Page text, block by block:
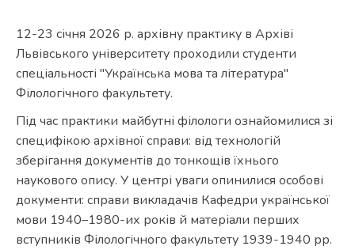
12-23 січня 2026 р. архівну практику в Архіві
Львівського університету проходили студенти
спеціальності "Українська мова та література"
Філологічного факультету.
Під час практики майбутні філологи ознайомилися зі
специфікою архівної справи: від технологій
зберігання документів до тонкощів їхнього
наукового опису. У центрі уваги опинилися особові
документи: справи викладачів Кафедри української
мови 1940–1980-их років й матеріали перших
вступників Філологічного факультету 1939-1940 рр.